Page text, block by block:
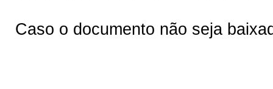
Caso o documento não seja